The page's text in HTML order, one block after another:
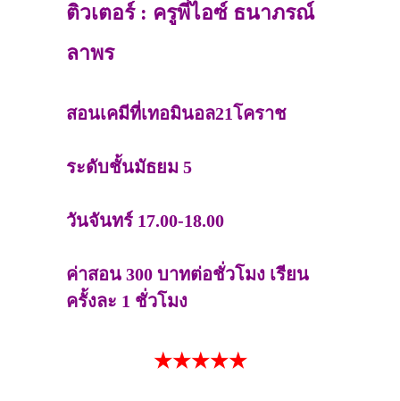
ติวเตอร์ : ครูพี่ไอซ์ ธนาภรณ์
ลาพร
สอนเคมีที่เทอมินอล21โคราช
ระดับชั้นมัธยม 5
วันจันทร์ 17.00-18.00
ค่าสอน 300 บาทต่อชั่วโมง เรียน
ครั้งละ 1 ชั่วโมง
★★★★★